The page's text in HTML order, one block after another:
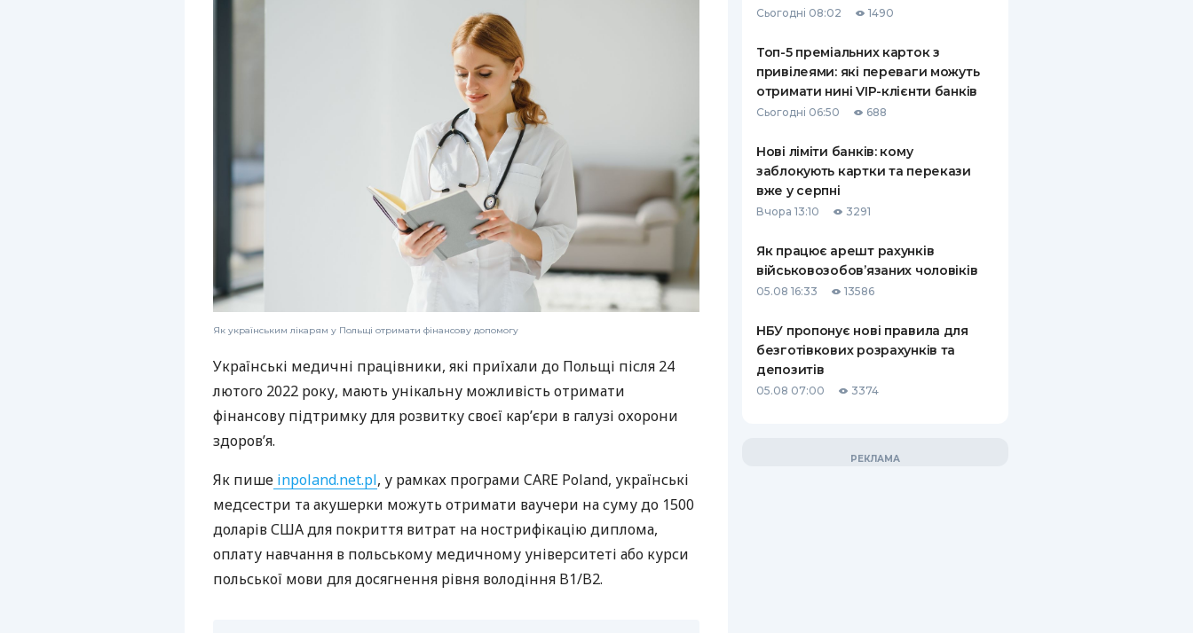
БАНКІВСЬКИХ КАРТКАХ
ВСІ СТРАХОВІ ПОЛІСИ
СТРАХОВІ КОМПАНІЇ
ВІДГУКИ ПРО СТРАХОВІ
КОМПАНІЇ
Як українським лікарям у Польщі отримати фінансову допомогу
Українські медичні працівники, які приїхали до Польщі після 24
лютого 2022 року, мають унікальну можливість отримати
фінансову підтримку для розвитку своєї кар’єри в галузі охорони
здоров’я.
Як пише inpoland.net.pl, у рамках програми CARE Poland, українські
медсестри та акушерки можуть отримати ваучери на суму до 1500
доларів США для покриття витрат на нострифікацію диплома,
оплату навчання в польському медичному університеті або курси
польської мови для досягнення рівня володіння B1/B2.
Сьогодні 08:02 1490
Топ-5 преміальних карток з
привілеями: які переваги можуть
отримати нині VIP-клієнти банків
Сьогодні 06:50 688
Нові ліміти банків: кому
заблокують картки та перекази
вже у серпні
Вчора 13:10 3291
Як працює арешт рахунків
військовозобов’язаних чоловіків
05.08 16:33 13586
НБУ пропонує нові правила для
безготівкових розрахунків та
депозитів
05.08 07:00 3374